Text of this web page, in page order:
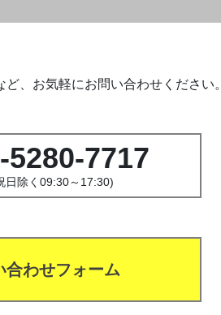
ど、お気軽にお問い合わせください
5280-7717
日除く09:30～17:30)
合わせフォーム